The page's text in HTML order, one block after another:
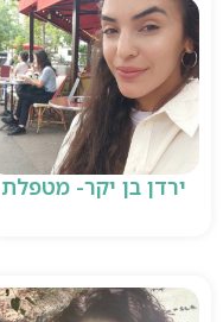
ירדן בן יקר- מטפלת